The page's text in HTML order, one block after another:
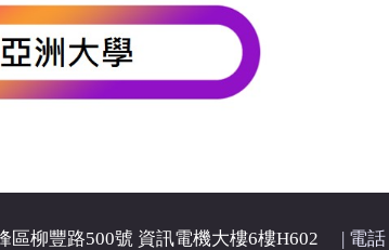
區柳豐路500號 資訊電機大樓6樓H602 | 電話